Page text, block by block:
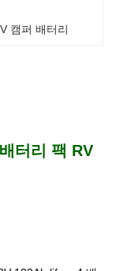
캠퍼 배터리
터리 팩 RV